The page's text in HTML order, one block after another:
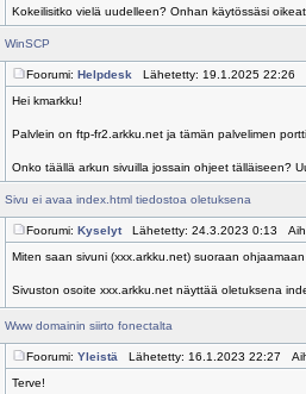
Kokeilisitko vielä uudelleen? Onhan käytössäsi
WinSCP
Foorumi: Helpdesk Lähetetty: 19.1.2025 22:26
Hei kmarkku!
Palvlein on ftp-fr2.arkku.net ja tämän palvelimen
Onko täällä arkun sivuilla jossain ohjeet tälläiseen?
Sivu ei avaa index.html tiedostoa oletuksena
Foorumi: KyselytLähetetty: 24.3.2023 0:13
Miten saan sivuni (xxx.arkku.net) suoraan
Sivuston osoite xxx.arkku.net näyttää oletuksena
Www domainin siirto fonectalta
Foorumi: Yleistä Lähetetty: 16.1.2023 22:27
Terve!